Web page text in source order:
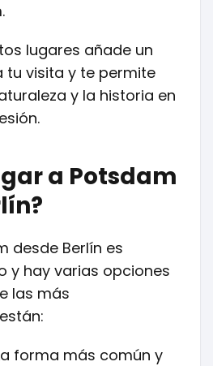
lugares añade un
tu visita y te permite
y la historia en
a Potsdam
desde Berlín es
y hay varias opciones
las más
forma más común y